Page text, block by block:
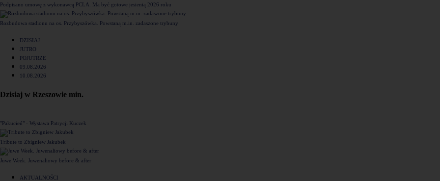
Podpisano umowę z wykonawcą PCLA. Ma być gotowe jesienią 2026 roku
Rozbudowa stadionu na os. Przybyszówka. Powstaną m.in. zadaszone trybuny
DZISIAJ
JUTRO
POJUTRZE
09.08.2026
10.08.2026
Dzisiaj w Rzeszowie min.
"Pakucień" - Wystawa Patrycji Kuczek
Tribute to Zbigniew Jakubek
Juwe Week. Juwenaliowy before & after
AKTUALNOŚCI